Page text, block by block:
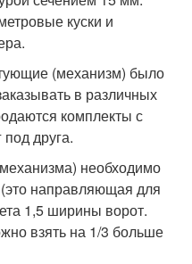
куски и
(механизм) было
в различных
комплекты с
друга.
необходимо
направляющая для
1,5 ширины ворот.
взять на 1/3 больше